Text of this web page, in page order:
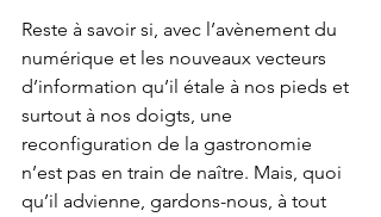
Reste à savoir si, avec l’avènement du
numérique et les nouveaux vecteurs
d’information qu’il étale à nos pieds et
surtout à nos doigts, une
reconfiguration de la gastronomie
n’est pas en train de naître. Mais, quoi
qu’il advienne, gardons-nous, à tout